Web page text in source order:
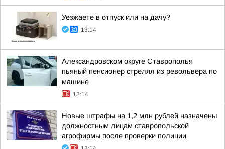
Уезжаете в отпуск или на дачу?
13:14
Александровском округе Ставрополья
пьяный пенсионер стрелял из револьвера по
машине
13:14
Новые штрафы на 1,2 млн рублей назначены
должностным лицам ставропольской
агрофирмы после проверки полиции